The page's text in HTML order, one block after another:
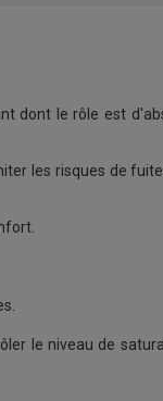
dont le rôle est
les risques de
le niveau de